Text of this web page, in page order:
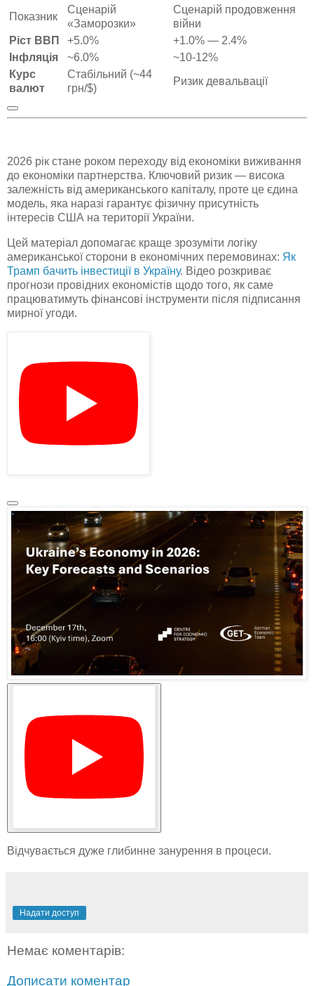
Показник
Сценарій
«Заморозки»
Сценарій продовження
війни
Ріст ВВП
+5.0%
+1.0% — 2.4%
Інфляція
~6.0%
~10-12%
Курс
валют
Стабільний (~44
грн/$)
Ризик девальвації
2026 рік стане роком переходу від економіки виживання
до економіки партнерства. Ключовий ризик — висока
залежність від американського капіталу, проте це єдина
модель, яка наразі гарантує фізичну присутність
інтересів США на території України.
Цей матеріал допомагає краще зрозуміти логіку
американської сторони в економічних перемовинах: Як
Трамп бачить інвестиції в Україну. Відео розкриває
прогнози провідних економістів щодо того, як саме
працюватимуть фінансові інструменти після підписання
мирної угоди.
Відчувається дуже глибинне занурення в процеси.
Надати доступ
Немає коментарів:
Дописати коментар